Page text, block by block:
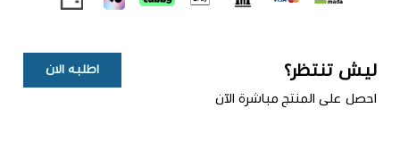
ليش تنتظر؟
احصل على المنتج مباشرة الآن
اطلبه الان